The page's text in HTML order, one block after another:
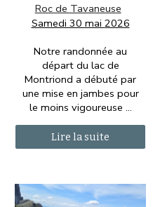
Roc de Tavaneuse
Samedi 30 mai 2026
Notre randonnée au
départ du lac de
Montriond a débuté par
une mise en jambes pour
le moins vigoureuse ...
Lire la suite